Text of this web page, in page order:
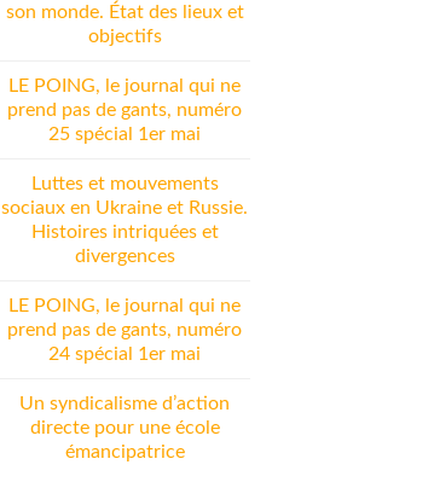
son monde. État des lieux et
objectifs
LE POING, le journal qui ne
prend pas de gants, numéro
25 spécial 1er mai
Luttes et mouvements
sociaux en Ukraine et Russie.
Histoires intriquées et
divergences
LE POING, le journal qui ne
prend pas de gants, numéro
24 spécial 1er mai
Un syndicalisme d’action
directe pour une école
émancipatrice